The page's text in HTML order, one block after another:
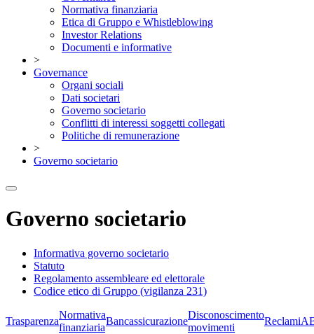
Normativa finanziaria
Etica di Gruppo e Whistleblowing
Investor Relations
Documenti e informative
>
Governance
Organi sociali
Dati societari
Governo societario
Conflitti di interessi soggetti collegati
Politiche di remunerazione
>
Governo societario
Governo societario
Informativa governo societario
Statuto
Regolamento assembleare ed elettorale
Codice etico di Gruppo (vigilanza 231)
Trasparenza
Normativa
finanziaria
Bancassicurazione
Disconoscimento
movimenti
Reclami